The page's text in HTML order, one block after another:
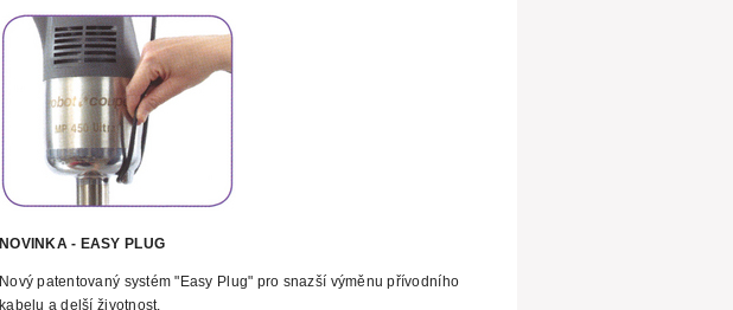
NOVINKA - EASY PLUG
Nový patentovaný systém "Easy Plug" pro snazší výměnu přívodního
kabelu a delší životnost.